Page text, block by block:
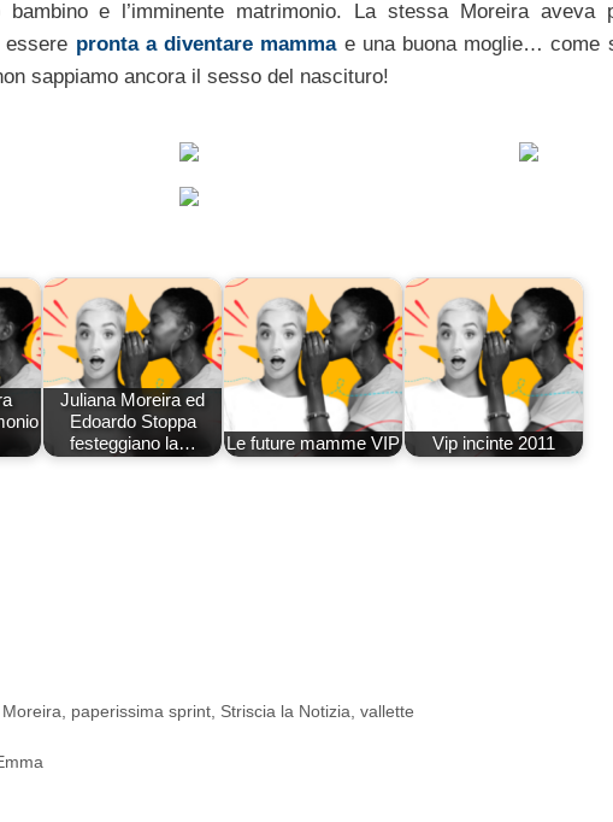
e l’imminente matrimonio. La stessa Moreira aveva
essere pronta a diventare mammae una buona moglie… come
sappiamo ancora il sesso del nascituro!
Juliana Moreira ed
Edoardo Stoppa
festeggiano la…
Le future mamme VIP Vip incinte 2011
paperissima sprint Striscia la Notizia ,vallette